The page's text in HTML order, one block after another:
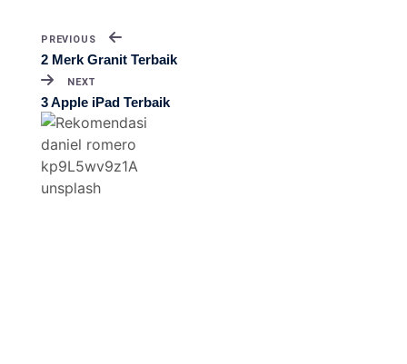
PREVIOUS
2 Merk Granit Terbaik
NEXT
3 Apple iPad Terbaik